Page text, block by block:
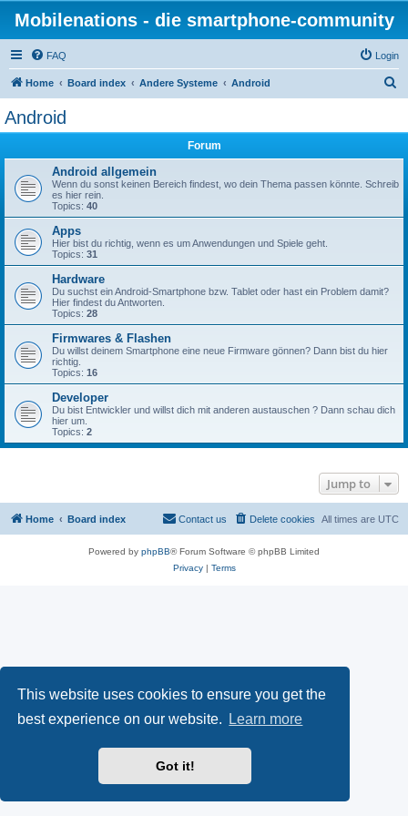
This website uses cookies to ensure you get the
best experience on our website.
Learn more
Got it!
Mobilenations - die smartphone-community
FAQ Login
Home Board index Andere Systeme Android
Android
Forum
Android allgemein
Wenn du sonst keinen Bereich findest, wo dein Thema passen könnte. Schreib
es hier rein.
Topics: 40
Apps
Hier bist du richtig, wenn es um Anwendungen und Spiele geht.
Topics: 31
Hardware
Du suchst ein Android-Smartphone bzw. Tablet oder hast ein Problem damit?
Hier findest du Antworten.
Topics: 28
Firmwares & Flashen
Du willst deinem Smartphone eine neue Firmware gönnen? Dann bist du hier
richtig.
Topics: 16
Developer
Du bist Entwickler und willst dich mit anderen austauschen ? Dann schau dich
hier um.
Topics: 2
Jump to
Home Board index All times are UTC
Delete cookies
Contact us
Powered by phpBB® Forum Software © phpBB Limited
Privacy| Terms